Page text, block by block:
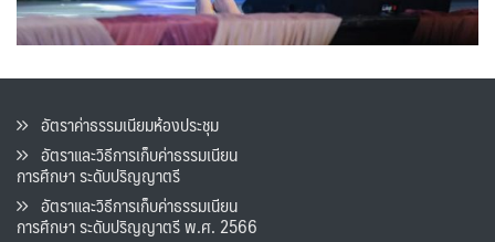
อัตราค่าธรรมเนียมห้องประชุม
อัตราและวิธีการเก็บค่าธรรมเนียน
การศึกษา ระดับปริญญาตรี
อัตราและวิธีการเก็บค่าธรรมเนียน
การศึกษา ระดับปริญญาตรี พ.ศ. 2566